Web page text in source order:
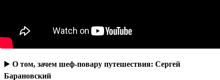
▶️ О том, зачем шеф-повару путешествия: Сергей
Барановский